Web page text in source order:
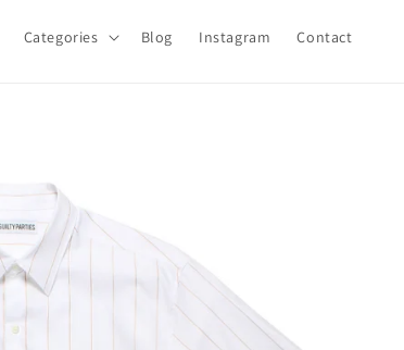
Categories Blog Instagram Contact